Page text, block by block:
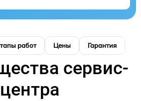
работ Цены Гарантия
сервис-
центра